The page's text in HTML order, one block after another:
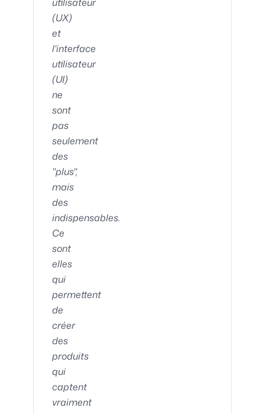
(UX)
et
l'interface
utilisateur
(UI)
ne
sont
pas
seulement
des
"plus",
mais
des
indispensables.
Ce
sont
elles
qui
permettent
de
créer
des
produits
qui
captent
vraiment